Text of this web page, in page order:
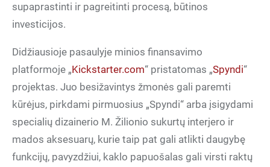
supaprastinti ir pagreitinti procesą, būtinos
investicijos.
Didžiausioje pasaulyje minios finansavimo
platformoje „Kickstarter.com“ pristatomas „Spyndi“
projektas. Juo besižavintys žmonės gali paremti
kūrėjus, pirkdami pirmuosius „Spyndi“ arba įsigydami
specialių dizainerio M. Žilionio sukurtų interjero ir
mados aksesuarų, kurie taip pat gali atlikti daugybę
funkcijų, pavyzdžiui, kaklo papuošalas gali virsti raktų